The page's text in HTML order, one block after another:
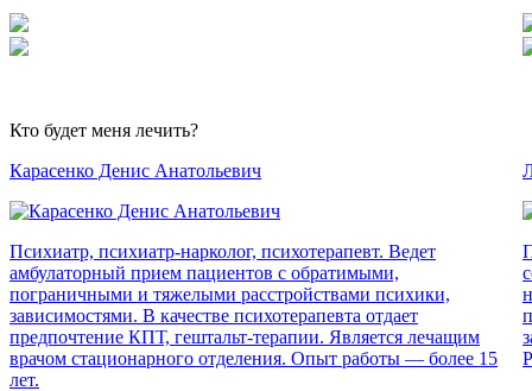
Кто будет меня лечить?
Карасенко Денис Анатольевич
Психиатр, психиатр-нарколог, психотерапевт. Ведет
амбулаторный прием пациентов с обратимыми,
пограничными и тяжелыми расстройствами психики,
зависимостями. В качестве психотерапевта отдает
предпочтение КПТ, гештальт-терапии. Является лечащим
врачом стационарного отделения. Опыт работы — более 15
лет.